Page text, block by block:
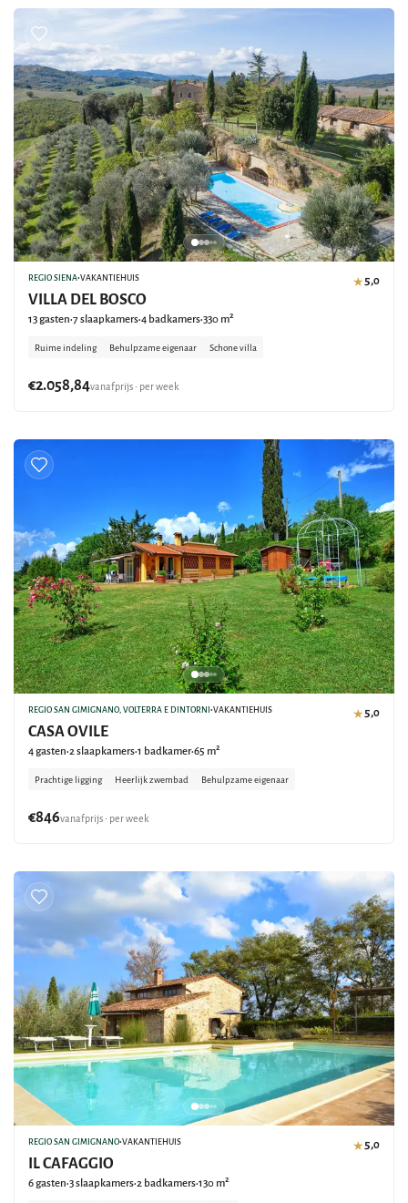
★5,0
REGIO SIENA•VAKANTIEHUIS
VILLA DEL BOSCO
13 gasten•7 slaapkamers•4 badkamers•330 m²
Ruime indeling Behulpzame eigenaar Schone villa
€2.058,84vanafprijs • per week
★5,0
REGIO SAN GIMIGNANO, VOLTERRA E DINTORNI •VAKANTIEHUIS
CASA OVILE
4 gasten•2 slaapkamers•1 badkamer•65 m²
Prachtige ligging Heerlijk zwembad Behulpzame eigenaar
€846vanafprijs • per week
★5,0
REGIO SAN GIMIGNANO•VAKANTIEHUIS
IL CAFAGGIO
6 gasten•3 slaapkamers•2 badkamers•130 m²